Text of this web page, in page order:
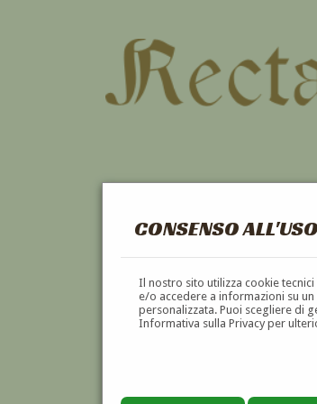
CONSENSO
Il nostro sito utilizza cookie
e/o accedere a informazioni su
personalizzata. Puoi scegliere di
Informativa sulla Privacy per
NAVE
A B